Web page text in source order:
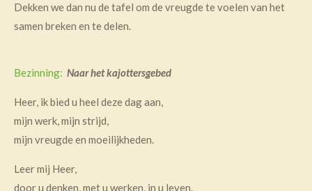
Dekken we dan nu de tafel om de vreugde te voelen van het
samen breken en te delen.
Bezinning: Naar het kajottersgebed
Heer, ik bied u heel deze dag aan,
mijn werk, mijn strijd,
mijn vreugde en moeilijkheden.
Leer mij Heer,
door u denken, met u werken, in u leven.